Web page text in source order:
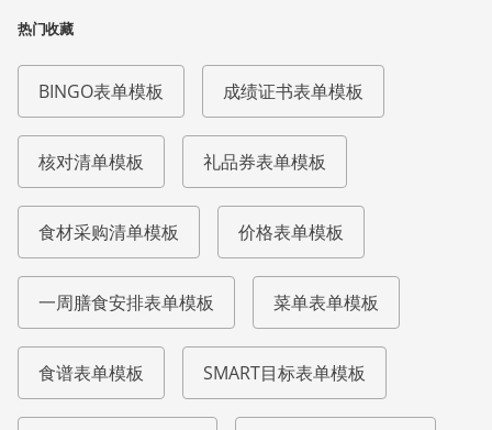
热门收藏
BINGO表单模板 成绩证书表单模板
核对清单模板 礼品券表单模板
食材采购清单模板 价格表单模板
一周膳食安排表单模板 菜单表单模板
食谱表单模板 SMART目标表单模板